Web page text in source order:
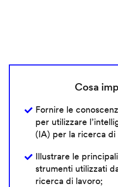
Cosa
Fornire le
per utilizzare
(IA) per la ricerca di
Illustrare le
strumenti utilizzati
ricerca di lavoro;